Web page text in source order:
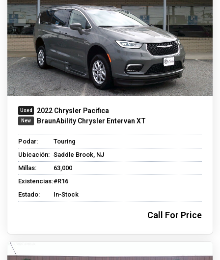
2022 Chrysler Pacifica
BraunAbility Chrysler Entervan XT
Podar:
Touring
Ubicación: Saddle Brook, NJ
Millas:
63,000
Existencias:#R16
Estado:
In-Stock
Call For Price